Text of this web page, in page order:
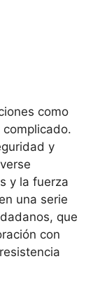
como
y
y la fuerza
una serie
que
con